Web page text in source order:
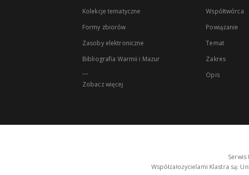
Kolekcje tematyczne
Formy zbiorów
Zasoby elektroniczne
Bibliografia Warmii i Mazur
...
Zobacz więcej
Współtwórca
Powiązanie
Temat
Zakres
Opis
Współzałożycielami Klastra są: